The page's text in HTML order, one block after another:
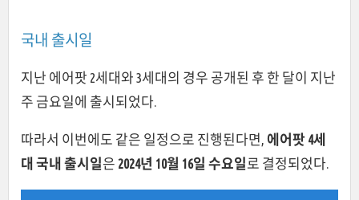
국내 출시일
지난 에어팟 2세대와 3세대의 경우 공개된 후 한 달이 지난
주 금요일에 출시되었다.
따라서 이번에도 같은 일정으로 진행된다면, 에어팟 4세
대 국내 출시일은 2024년 10월 16일 수요일로 결정되었다.